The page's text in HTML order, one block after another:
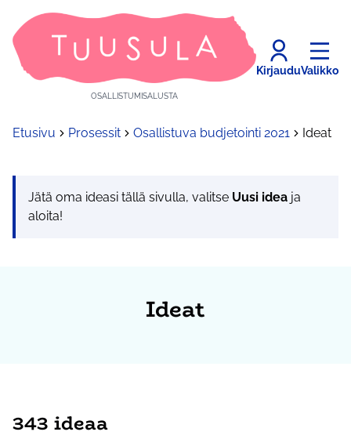
OSALLISTUMISALUSTA
KirjauduValikko
Etusivu Prosessit Osallistuva budjetointi 2021 Ideat
Jätä oma ideasi tällä sivulla, valitse Uusi idea ja
aloita!
Ideat
343 ideaa